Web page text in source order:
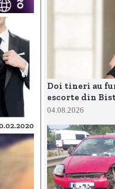
Doi tineri au
escorte din
04.08.2026